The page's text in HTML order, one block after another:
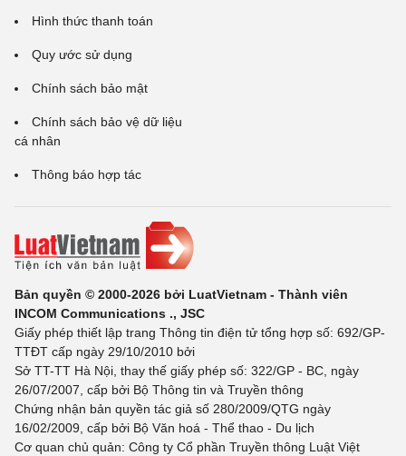
Hình thức thanh toán
Quy ước sử dụng
Chính sách bảo mật
Chính sách bảo vệ dữ liệu
cá nhân
Thông báo hợp tác
Bản quyền © 2000-2026 bởi LuatVietnam - Thành viên
INCOM Communications ., JSC
Giấy phép thiết lập trang Thông tin điện tử tổng hợp số: 692/GP-
TTĐT cấp ngày 29/10/2010 bởi
Sở TT-TT Hà Nội, thay thế giấy phép số: 322/GP - BC, ngày
26/07/2007, cấp bởi Bộ Thông tin và Truyền thông
Chứng nhận bản quyền tác giả số 280/2009/QTG ngày
16/02/2009, cấp bởi Bộ Văn hoá - Thể thao - Du lịch
Cơ quan chủ quản: Công ty Cổ phần Truyền thông Luật Việt